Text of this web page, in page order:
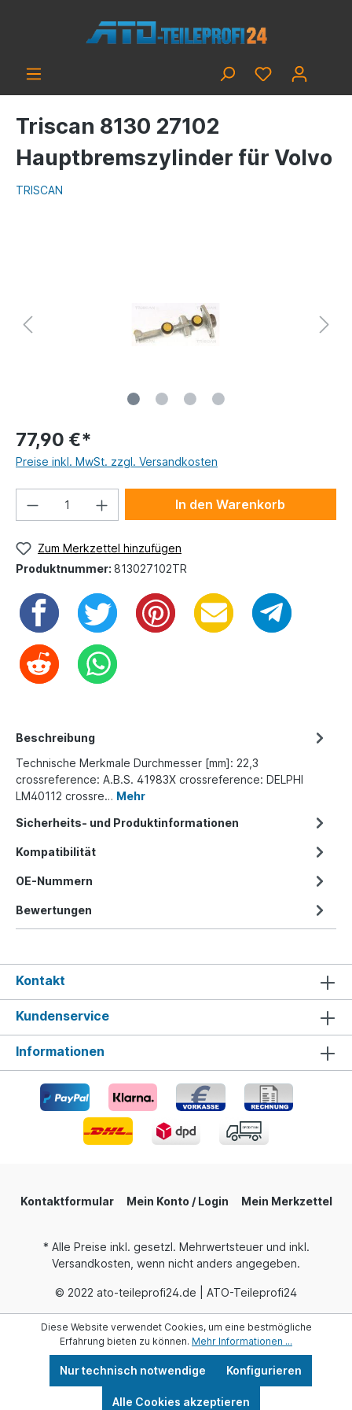
Triscan 8130 27102
Hauptbremszylinder für Volvo
TRISCAN
77,90 €*
Preise inkl. MwSt. zzgl. Versandkosten
In den Warenkorb
Zum Merkzettel hinzufügen
Produktnummer: 813027102TR
Beschreibung
Technische Merkmale Durchmesser [mm]: 22,3
crossreference: A.B.S. 41983X crossreference: DELPHI
LM40112 crossre… Mehr
Sicherheits- und Produktinformationen
Kompatibilität
OE-Nummern
Bewertungen
Kontakt
Kundenservice
Informationen
Kontaktformular Mein Konto / Login Mein Merkzettel
* Alle Preise inkl. gesetzl. Mehrwertsteuer und inkl.
Versandkosten, wenn nicht anders angegeben.
© 2022 ato-teileprofi24.de | ATO-Teileprofi24
Diese Website verwendet Cookies, um eine bestmögliche
Erfahrung bieten zu können. Mehr Informationen ...
Nur technisch notwendige Konfigurieren
Alle Cookies akzeptieren